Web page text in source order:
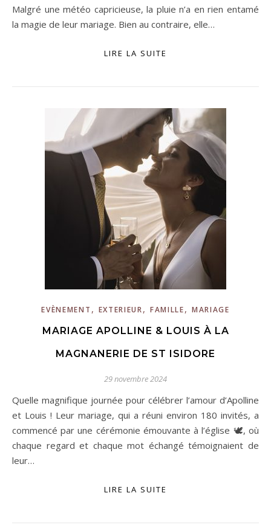
Malgré une météo capricieuse, la pluie n’a en rien entamé
la magie de leur mariage. Bien au contraire, elle…
LIRE LA SUITE
EVÈNEMENT , EXTERIEUR, FAMILLE, MARIAGE
MARIAGE APOLLINE & LOUIS À LA
MAGNANERIE DE ST ISIDORE
29 novembre 2024
Quelle magnifique journée pour célébrer l’amour d’Apolline
et Louis ! Leur mariage, qui a réuni environ 180 invités, a
commencé par une cérémonie émouvante à l’église 🕊️, où
chaque regard et chaque mot échangé témoignaient de
leur…
LIRE LA SUITE